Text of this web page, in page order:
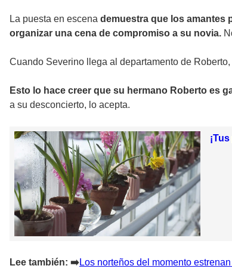
La puesta en escena demuestra que los amantes
organizar una cena de compromiso a su novia.
Cuando Severino llega al departamento de Roberto,
Esto lo hace creer que su hermano Roberto es
a su desconcierto, lo acepta.
Lee también: ➡️Los norteños del momento